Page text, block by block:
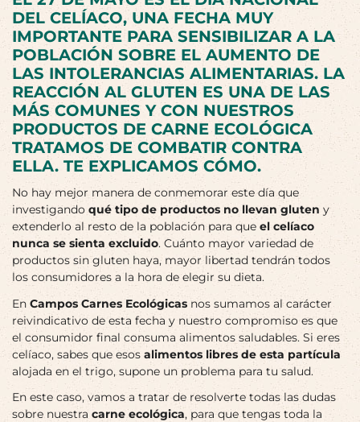
DEL CELÍACO, UNA FECHA MUY
IMPORTANTE PARA SENSIBILIZAR A LA
POBLACIÓN SOBRE EL AUMENTO DE
LAS INTOLERANCIAS ALIMENTARIAS. LA
REACCIÓN AL GLUTENES UNA DE LAS
MÁS COMUNES Y CON NUESTROS
PRODUCTOS DE CARNE ECOLÓGICA
TRATAMOS DE COMBATIR CONTRA
ELLA. TE EXPLICAMOS CÓMO.
No hay mejor manera de conmemorar este día que
investigando qué tipo de productos no llevan gluten y
extenderlo al resto de la población para que el celíaco
nunca se sienta excluido. Cuánto mayor variedad de
productos sin gluten haya, mayor libertad tendrán todos
los consumidores a la hora de elegir su dieta.
En Campos Carnes Ecológicas nos sumamos al carácter
reivindicativo de esta fecha y nuestro compromiso es que
el consumidor final consuma alimentos saludables. Si eres
celíaco, sabes que esos alimentos libres de esta partícula
alojada en el trigo, supone un problema para tu salud.
En este caso, vamos a tratar de resolverte todas las dudas
sobre nuestra carne ecológica, para que tengas toda la